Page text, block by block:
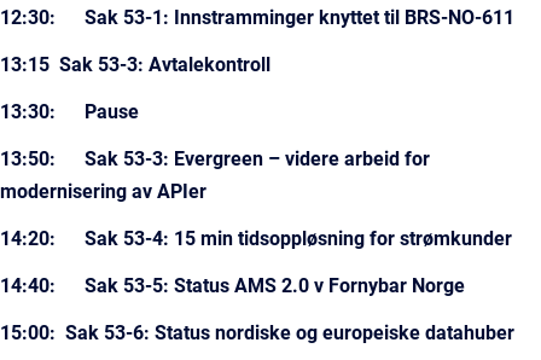
12:30: Sak 53-1: Innstramminger knyttet til BRS-NO-611
13:15 Sak 53-3: Avtalekontroll
13:30: Pause
13:50: Sak 53-3: Evergreen – videre arbeid for
modernisering av APIer
14:20: Sak 53-4: 15 min tidsoppløsning for strømkunder
14:40: Sak 53-5: Status AMS 2.0 v Fornybar Norge
15:00: Sak 53-6: Status nordiske og europeiske datahuber